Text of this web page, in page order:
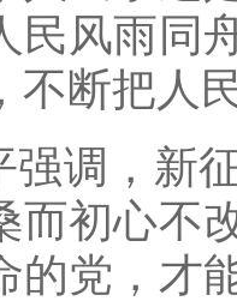
民风雨同
不断把人
强调，新
而初心不
的党，才